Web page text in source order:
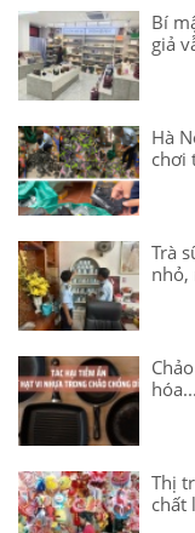
Bí
giả
Hà
chơi
Trà
nhỏ,
Thị
chất